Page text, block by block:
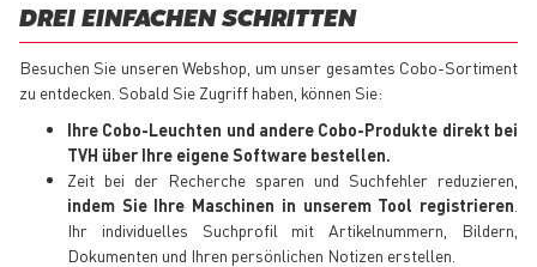
DREI EINFACHEN SCHRITTEN
Besuchen Sie unseren Webshop, um unser gesamtes Cobo-Sortiment
zu entdecken. Sobald Sie Zugriff haben, können Sie:
Ihre Cobo-Leuchten und andere Cobo-Produkte direkt bei
TVH über Ihre eigene Software bestellen.
Zeit bei der Recherche sparen und Suchfehler reduzieren,
indem Sie Ihre Maschinen in unserem Tool registrieren
Ihr individuelles Suchprofil mit Artikelnummern, Bildern,
Dokumenten und Ihren persönlichen Notizen erstellen.